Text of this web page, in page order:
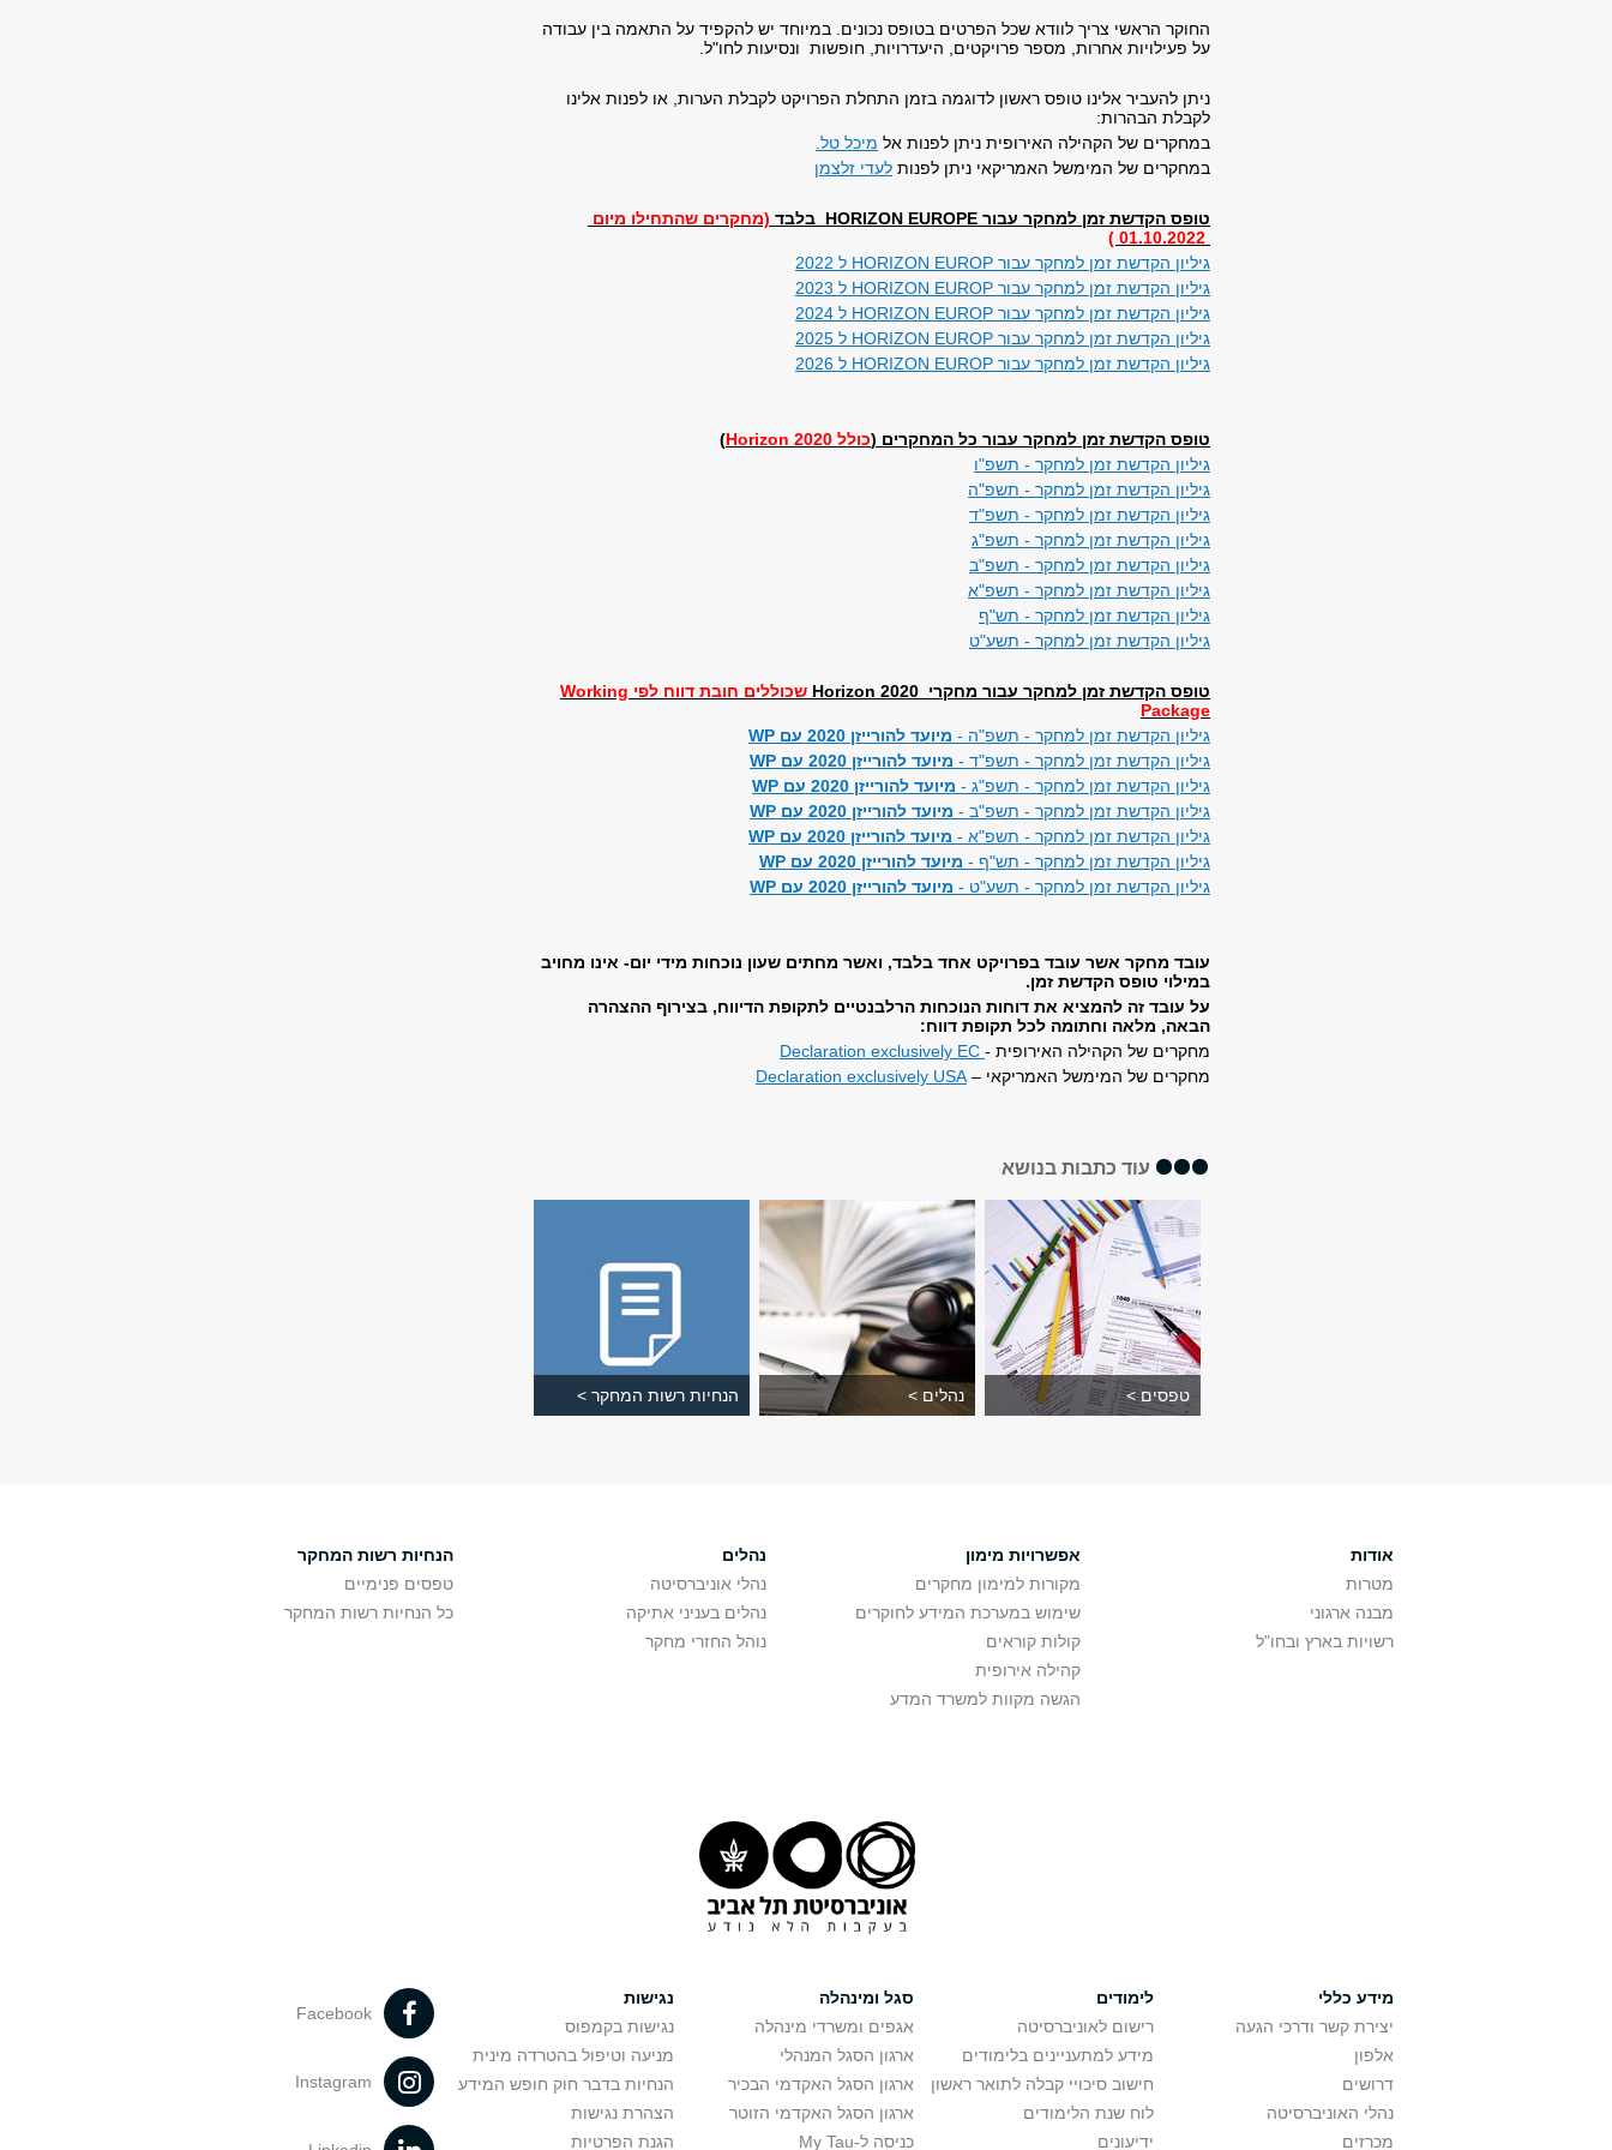
החוקר הראשי צריך לוודא שכל הפרטים בטופס נכונים. במיוחד יש להקפיד על התאמה בין עבודה
על פעילויות אחרות, מספר פרויקטים, היעדרויות, חופשות ונסיעות לחו"ל.
ניתן להעביר אלינו טופס ראשון לדוגמה בזמן התחלת הפרויקט לקבלת הערות, או לפנות אלינו
לקבלת הבהרות:
במחקרים של הקהילה האירופית ניתן לפנות אל מיכל טל.
במחקרים של המימשל האמריקאי ניתן לפנות לעדי זלצמן
טופס הקדשת זמן למחקר עבור HORIZON EUROPE בלבד
(מחקרים שהתחילו מיום
גיליון הקדשת זמן למחקר עבור HORIZON EUROP ל 2022
גיליון הקדשת זמן למחקר עבור HORIZON EUROP ל 2023
גיליון הקדשת זמן למחקר עבור HORIZON EUROP ל 2024
גיליון הקדשת זמן למחקר עבור HORIZON EUROP ל 2025
גיליון הקדשת זמן למחקר עבור HORIZON EUROP ל 2026
טופס הקדשת זמן למחקר עבור כל המחקרים (כולל Horizon 2020
)
גיליון הקדשת זמן למחקר - תשפ"ו
גיליון הקדשת זמן למחקר - תשפ"ה
גיליון הקדשת זמן למחקר - תשפ"ד
גיליון הקדשת זמן למחקר - תשפ"ג
גיליון הקדשת זמן למחקר - תשפ"ב
גיליון הקדשת זמן למחקר - תשפ"א
גיליון הקדשת זמן למחקר - תש"ף
גיליון הקדשת זמן למחקר - תשע"ט
טופס הקדשת זמן למחקר עבור מחקרי Horizon 2020
שכוללים חובת דווח לפי Working
Package
גיליון הקדשת זמן למחקר - תשפ"ה - מיועד להורייזן 2020 עם WP
גיליון הקדשת זמן למחקר - תשפ"ד - מיועד להורייזן 2020 עם WP
גיליון הקדשת זמן למחקר - תשפ"ג - מיועד להורייזן 2020 עם WP
גיליון הקדשת זמן למחקר - תשפ"ב - מיועד להורייזן 2020 עם WP
גיליון הקדשת זמן למחקר - תשפ"א - מיועד להורייזן 2020 עם WP
גיליון הקדשת זמן למחקר - תש"ף - מיועד להורייזן 2020 עם WP
גיליון הקדשת זמן למחקר - תשע"ט - מיועד להורייזן 2020 עם WP
עובד מחקר אשר עובד בפרויקט אחד בלבד, ואשר מחתים שעון נוכחות מידי יום- אינו מחויב
במילוי טופס הקדשת זמן.
על עובד זה להמציא את דוחות הנוכחות הרלבנטיים לתקופת הדיווח, בצירוף ההצהרה
הבאה, מלאה וחתומה לכל תקופת דווח:
מחקרים של הקהילה האירופית - Declaration exclusively EC
מחקרים של המימשל האמריקאי – Declaration exclusively USA
עוד כתבות בנושא
טפסים > נהלים > הנחיות רשות המחקר >
אודות
מטרות
מבנה ארגוני
רשויות בארץ ובחו"ל
אפשרויות מימון
מקורות למימון מחקרים
שימוש במערכת המידע לחוקרים
קולות קוראים
קהילה אירופית
הגשה מקוות למשרד המדע
נהלים
נהלי אוניברסיטה
נהלים בעניני אתיקה
נוהל החזרי מחקר
הנחיות רשות המחקר
טפסים פנימיים
כל הנחיות רשות המחקר
מידע כללי
יצירת קשר ודרכי הגעה
אלפון
דרושים
נהלי האוניברסיטה
מכרזים
לימודים
רישום לאוניברסיטה
מידע למתעניינים בלימודים
חישוב סיכויי קבלה לתואר ראשון
לוח שנת הלימודים
ידיעונים
סגל ומינהלה
אגפים ומשרדי מינהלה
ארגון הסגל המנהלי
ארגון הסגל האקדמי הבכיר
ארגון הסגל האקדמי הזוטר
כניסה ל-My Tau
נגישות
נגישות בקמפוס
מניעה וטיפול בהטרדה מינית
הנחיות בדבר חוק חופש המידע
הצהרת נגישות
הגנת הפרטיות
Facebook
Instagram